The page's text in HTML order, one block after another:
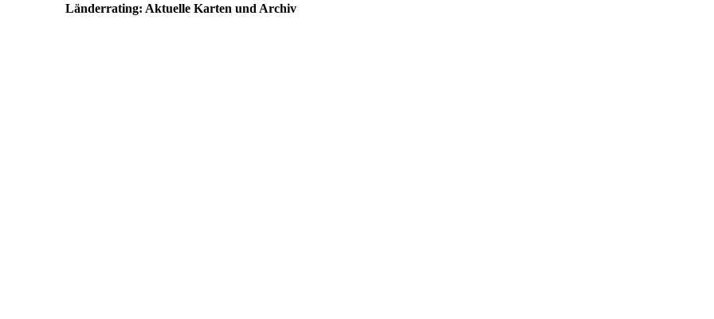
Länderrating: Aktuelle Karten und Archiv